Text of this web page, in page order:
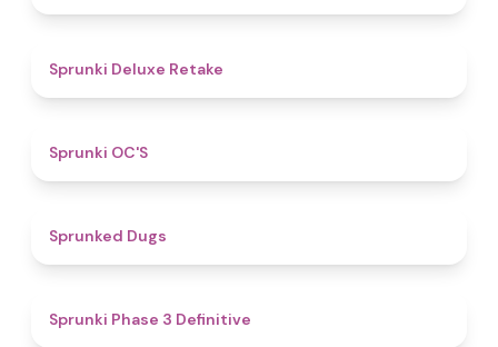
Sprunki Deluxe Retake
Sprunki OC'S
Sprunked Dugs
Sprunki Phase 3 Definitive